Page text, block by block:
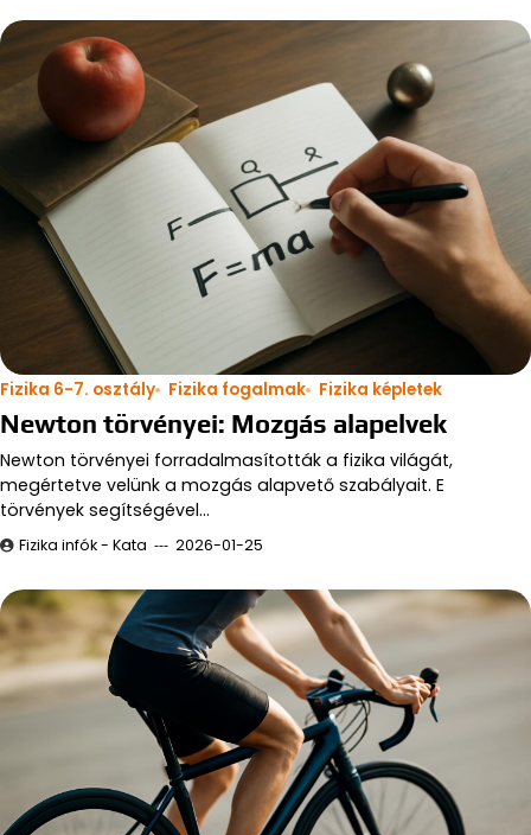
Fizika 6-7. osztály Fizika fogalmak Fizika képletek
Newton törvényei: Mozgás alapelvek
Newton törvényei forradalmasították a fizika világát,
megértetve velünk a mozgás alapvető szabályait. E
törvények segítségével…
Fizika infók - Kata 2026-01-25